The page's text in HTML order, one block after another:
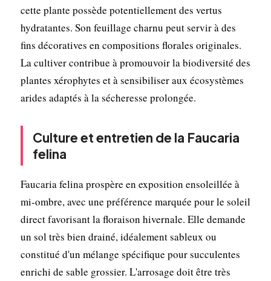
cette plante possède potentiellement des vertus
hydratantes. Son feuillage charnu peut servir à des
fins décoratives en compositions florales originales.
La cultiver contribue à promouvoir la biodiversité des
plantes xérophytes et à sensibiliser aux écosystèmes
arides adaptés à la sécheresse prolongée.
Culture et entretien de la Faucaria
felina
Faucaria felina prospère en exposition ensoleillée à
mi-ombre, avec une préférence marquée pour le soleil
direct favorisant la floraison hivernale. Elle demande
un sol très bien drainé, idéalement sableux ou
constitué d'un mélange spécifique pour succulentes
enrichi de sable grossier. L'arrosage doit être très